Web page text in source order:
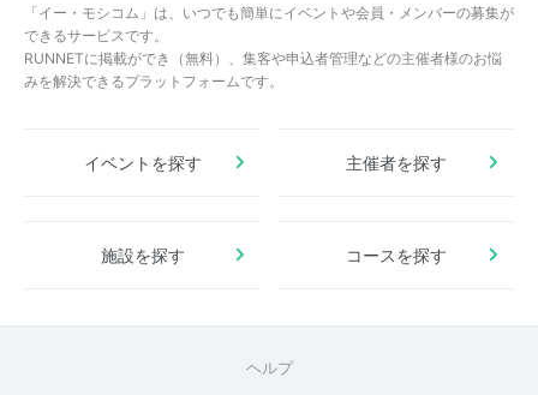
「イー・モシコム」は、いつでも簡単にイベントや会員・メンバーの募集が
できるサービスです。
RUNNETに掲載ができ（無料）、集客や申込者管理などの主催者様のお悩
みを解決できるプラットフォームです。
イベントを探す 主催者を探す
施設を探す コースを探す
ヘルプ